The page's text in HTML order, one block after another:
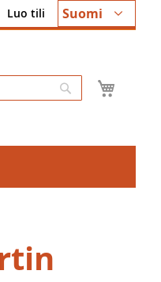
Kieli
Suomi
Luo tili
Hae